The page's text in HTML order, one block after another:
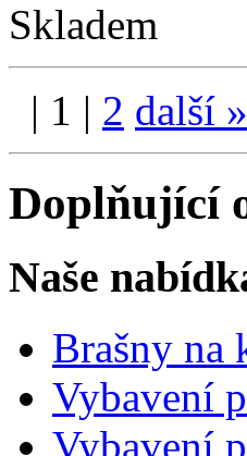
Skladem
| 1 | 2 další »
Doplňující
Naše
Brašny na
Vybavení
Vybavení